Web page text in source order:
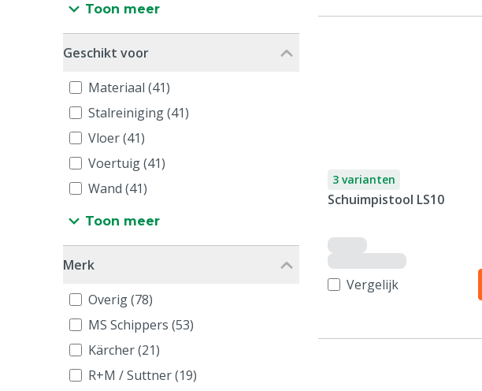
Toon meer
Geschikt voor
Materiaal (41)
Stalreiniging (41)
Vloer (41)
Voertuig (41)
Wand (41)
Toon meer
Merk
Overig (78)
MS Schippers (53)
Kärcher (21)
R+M / Suttner (19)
3 varianten
Schuimpistool LS10
Vergelijk